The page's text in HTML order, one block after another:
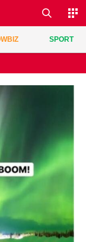
SPORT